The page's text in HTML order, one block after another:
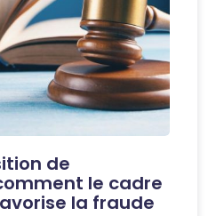
de
le cadre
la fraude